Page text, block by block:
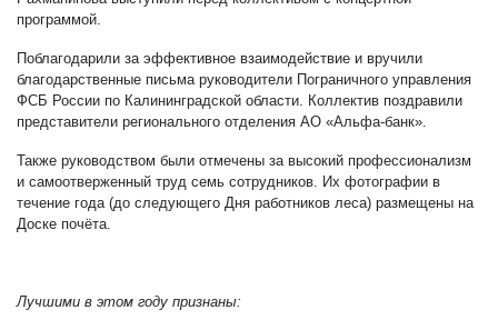
программой.
Поблагодарили за эффективное взаимодействие и вручили
благодарственные письма руководители Пограничного управления
ФСБ России по Калининградской области. Коллектив поздравили
представители регионального отделения АО «Альфа-банк».
Также руководством были отмечены за высокий профессионализм
и самоотверженный труд семь сотрудников. Их фотографии в
течение года (до следующего Дня работников леса) размещены на
Доске почёта.
Лучшими в этом году признаны: